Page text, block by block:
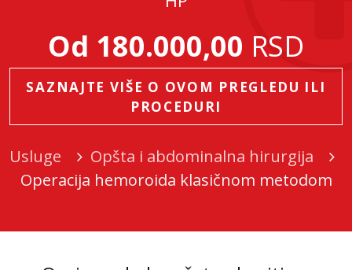
Od 180.000,00 RSD
SAZNAJTE VIŠE O OVOM PREGLEDU ILI
PROCEDURI
Usluge
Opšta i abdominalna hirurgija
Operacija hemoroida klasičnom metodom